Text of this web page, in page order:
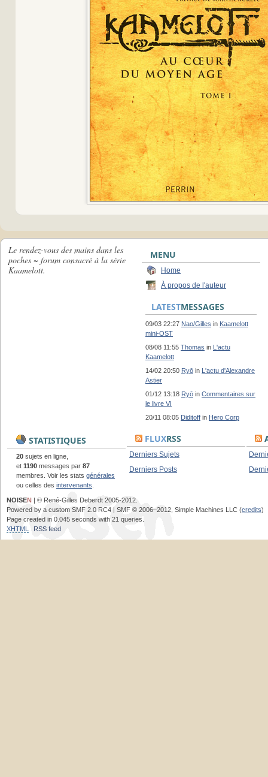
Le rendez-vous des mains dans les
poches ~ forum consacré à la série
Kaamelott.
MENU
Home
À propos de l'auteur
LATESTMESSAGES
09/03 22:27 Nao/Gilles in Kaamelott
mini-OST
08/08 11:55 Thomas in L'actu
Kaamelott
14/02 20:50 Ryō in L'actu d'Alexandre
Astier
01/12 13:18 Ryō in Commentaires sur
le livre VI
20/11 08:05 Diditoff in Hero Corp
STATISTIQUES
20 sujets en ligne,
et 1190 messages par 87
membres. Voir les stats générales
ou celles des intervenants
FLUXRSS
Derniers Sujets
Derniers Posts
NOISEN | © René-Gilles Deberdt 2005-2012.
Powered by a custom SMF 2.0 RC4 | SMF © 2006–2012, Simple Machines LLC (credits)
Page created in 0.045 seconds with 21 queries.
XHTML
RSS feed